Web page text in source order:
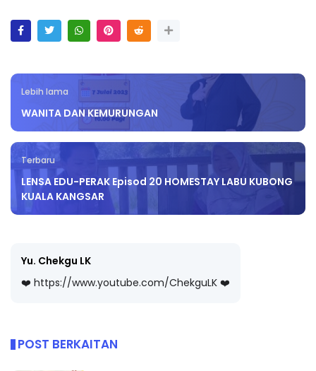
Lebih lama
WANITA DAN KEMURUNGAN
Terbaru
LENSA EDU-PERAK Episod 20 HOMESTAY LABU KUBONG
KUALA KANGSAR
Yu. Chekgu LK
❤️ https://www.youtube.com/ChekguLK ❤️
POST BERKAITAN